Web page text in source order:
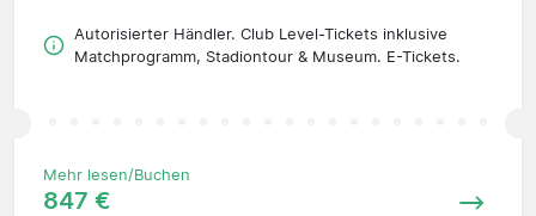
Autorisierter Händler. Club Level-Tickets inklusive
Matchprogramm, Stadiontour & Museum. E-Tickets.
Mehr lesen/Buchen
847 €